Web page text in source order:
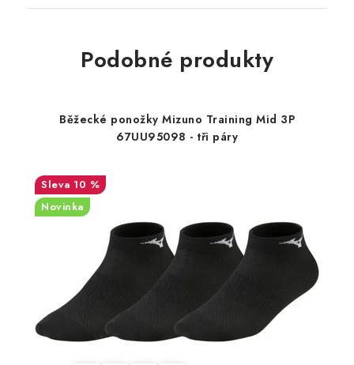
Podobné produkty
Běžecké ponožky Mizuno Training Mid 3P
67UU95098 - tři páry
10 %
Novinka